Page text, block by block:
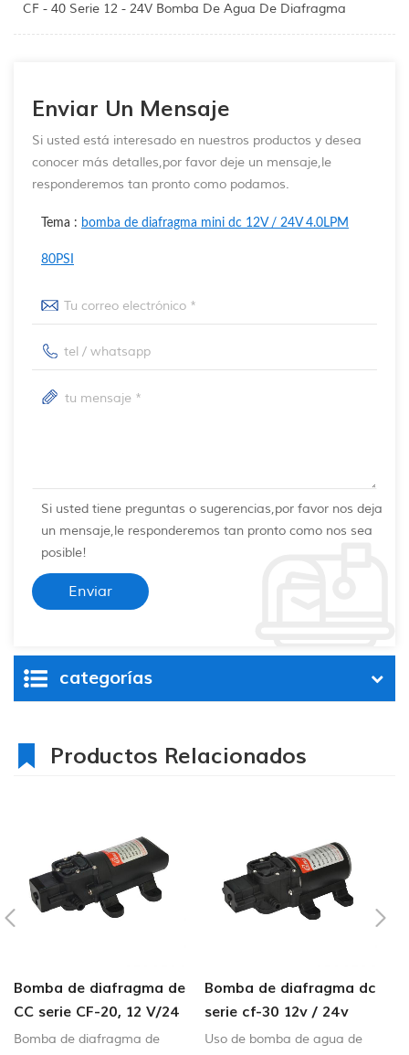
CF - 40 Serie 12 - 24V Bomba De Agua De Diafragma
Enviar Un Mensaje
Si usted está interesado en nuestros productos y desea
conocer más detalles,por favor deje un mensaje,le
responderemos tan pronto como podamos.
Tema : bomba de diafragma mini dc 12V / 24V 4.0LPM
80PSI
Si usted tiene preguntas o sugerencias,por favor nos deja
un mensaje,le responderemos tan pronto como nos sea
posible!
categorías
Productos Relacionados
Bomba de diafragma de
CC serie CF-20, 12 V/24
V, 2,0-4,3 LPM, 35-70
Bomba de diafragma de
Bomba de diafragma dc
serie cf-30 12v / 24v
4.5-6.0lpm bomba de
Uso de bomba de agua de